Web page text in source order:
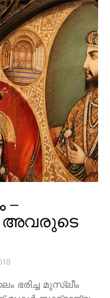
–
അവരുടെ
ഭരിച്ച മുസ്ലീം